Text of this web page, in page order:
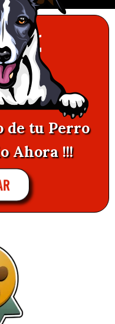
de tu Perro
Ahora !!!